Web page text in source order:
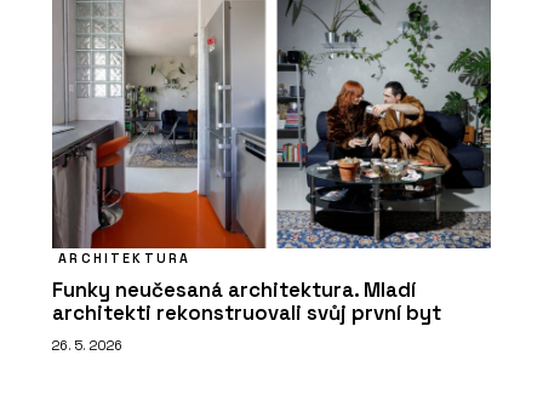
ARCHITEKTURA
Funky neučesaná architektura. Mladí
architekti rekonstruovali svůj první byt
26. 5. 2026